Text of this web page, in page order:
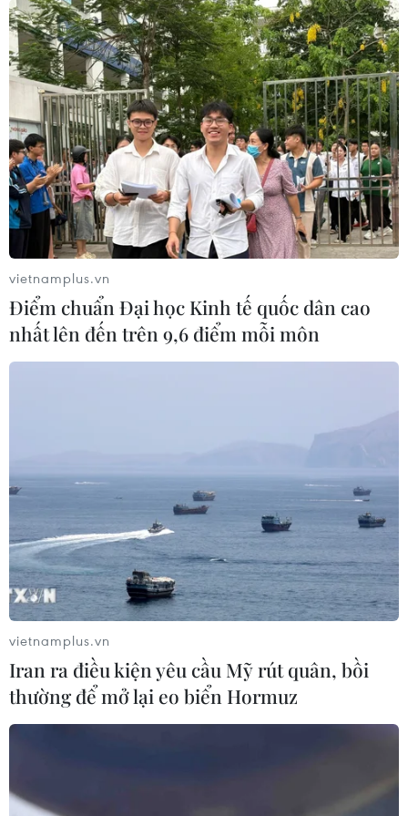
vietnamplus.vn
Điểm chuẩn Đại học Kinh tế quốc dân cao
nhất lên đến trên 9,6 điểm mỗi môn
vietnamplus.vn
Iran ra điều kiện yêu cầu Mỹ rút quân, bồi
thường để mở lại eo biển Hormuz